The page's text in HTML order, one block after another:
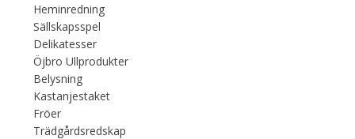
Heminredning
Sällskapsspel
Delikatesser
Öjbro Ullprodukter
Belysning
Kastanjestaket
Fröer
Trädgårdsredskap